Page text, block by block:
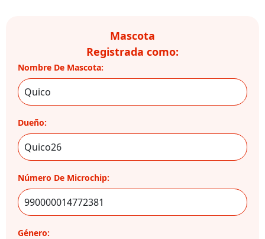
Mascota
Registrada como:
Nombre De Mascota:
Dueño:
Número De Microchip:
Género: